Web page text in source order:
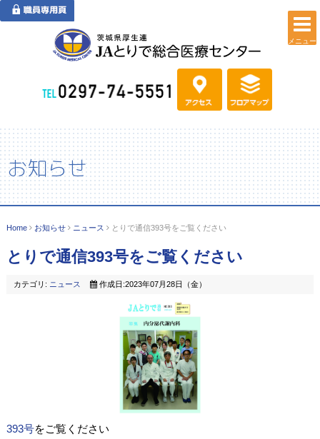
メニュー
お知らせ
Home お知らせ ニュース とりで通信393号をご覧ください
とりで通信393号をご覧ください
カテゴリ: ニュース 作成日:2023年07月28日（金）
393号をご覧ください